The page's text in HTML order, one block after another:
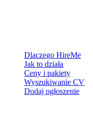
Dlaczego HireMe
Jak to działa
Ceny i pakiety
Wyszukiwanie CV
Dodaj ogłoszenie